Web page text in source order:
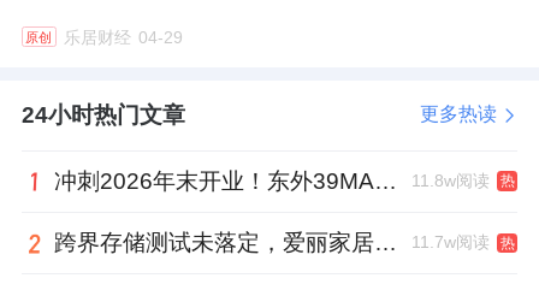
原创 乐居财经 04-29
24小时热门文章 更多热读
冲刺2026年末开业！东外39MALL全球招商启幕，重构东直门商圈格局 11.8w阅读 热
跨界存储测试未落定，爱丽家居复牌前自揭多重风险 11.7w阅读 热